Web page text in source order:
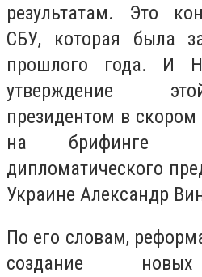
результатам. Это
СБУ, которая была
прошлого года. И
утверждение
президентом в
на брифинге
дипломатического
Украине Александр
По его словам,
создание